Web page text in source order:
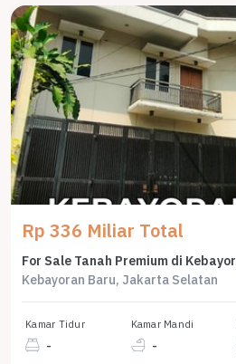
Rp 336 Miliar Total
Kebayoran Baru, Jakarta Selatan
Kamar Tidur
-
Kamar Mandi
-